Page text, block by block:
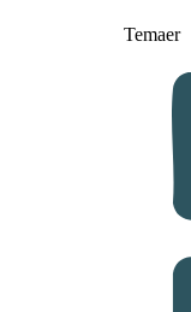
Temaer